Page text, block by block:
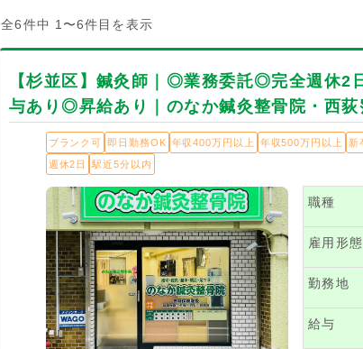
全6件中 1〜6件目を表示
【杉並区】鍼灸師｜◎業務委託◎完全週
与あり◎昇給あり｜のなか鍼灸整骨院・西荻
ブランク可 即日勤務OK 年収400万円以上 年収500万円以上 新
週休2日
駅近5分以内
職種
雇用形態
勤務地
給与